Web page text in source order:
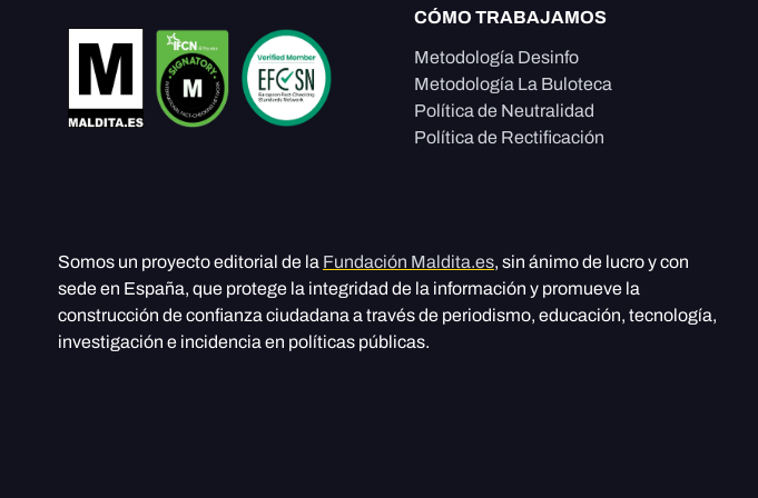
CÓMO TRABAJAMOS
Metodología Desinfo
Metodología La Buloteca
Política de Neutralidad
Política de Rectificación
Somos un proyecto editorial de la Fundación Maldita.es, sin ánimo de lucro y con
sede en España, que protege la integridad de la información y promueve la
construcción de confianza ciudadana a través de periodismo, educación, tecnología,
investigación e incidencia en políticas públicas.